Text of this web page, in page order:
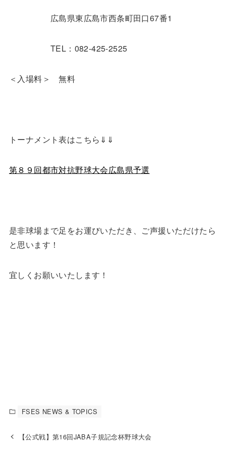
広島県東広島市西条町田口67番1
TEL：082-425-2525
＜入場料＞ 無料
トーナメント表はこちら⇓⇓
第８９回都市対抗野球大会広島県予選
是非球場まで足をお運びいただき、ご声援いただけたら
と思います！
宜しくお願いいたします！
FSES NEWS & TOPICS
【公式戦】第16回JABA子規記念杯野球大会